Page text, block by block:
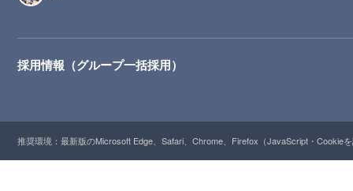
採用情報（グループ一括採用）
推奨環境：最新版のMicrosoft Edge、Safari、Chrome、Firefox（JavaScript・Cookie